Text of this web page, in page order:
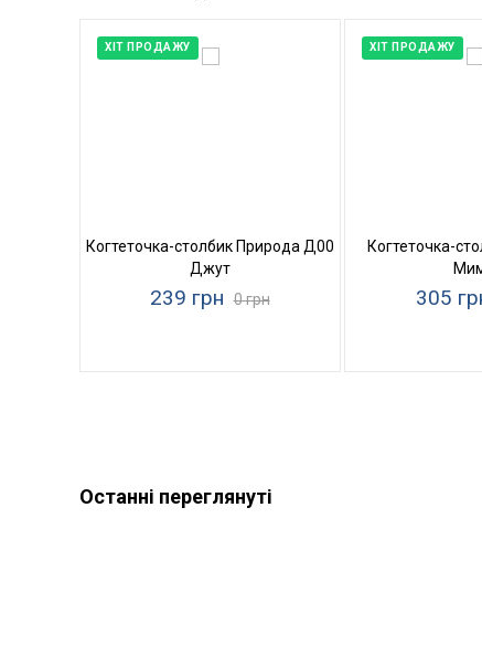
ХІТ ПРОДАЖУ
Когтеточка-столбик Природа Д00
Джут
239 грн 0 грн
ХІТ ПРОДАЖУ
Когтеточка-
305
Останні переглянуті